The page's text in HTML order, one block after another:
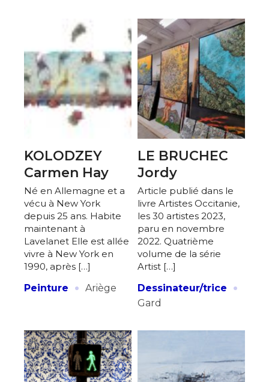
KOLODZEY
Carmen Hay
Né en Allemagne et a
vécu à New York
depuis 25 ans. Habite
maintenant à
Lavelanet Elle est allée
vivre à New York en
1990, après […]
Peinture
· Ariège
LE BRUCHEC
Jordy
Article publié dans le
livre Artistes Occitanie,
les 30 artistes 2023,
paru en novembre
2022. Quatrième
volume de la série
Artist […]
Dessinateur/trice
·
Gard